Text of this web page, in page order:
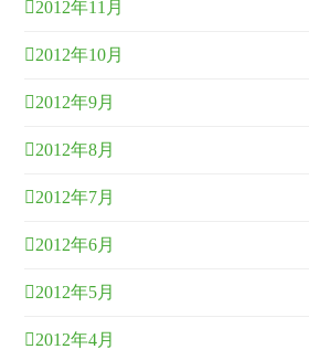
2012年11月
2012年10月
2012年9月
2012年8月
2012年7月
2012年6月
2012年5月
2012年4月